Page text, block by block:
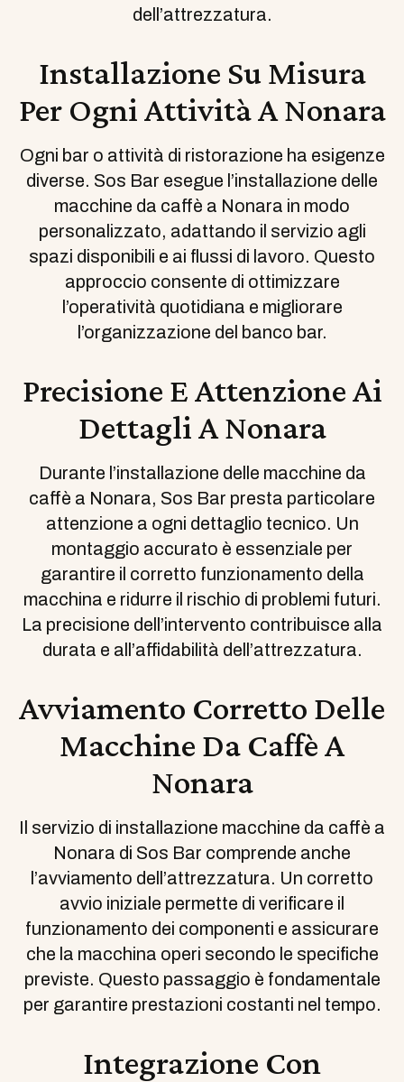
dell’attrezzatura.
Installazione Su Misura
Per Ogni Attività A Nonara
Ogni bar o attività di ristorazione ha esigenze
diverse. Sos Bar esegue l’installazione delle
macchine da caffè a Nonara in modo
personalizzato, adattando il servizio agli
spazi disponibili e ai flussi di lavoro. Questo
approccio consente di ottimizzare
l’operatività quotidiana e migliorare
l’organizzazione del banco bar.
Precisione E Attenzione Ai
Dettagli A Nonara
Durante l’installazione delle macchine da
caffè a Nonara, Sos Bar presta particolare
attenzione a ogni dettaglio tecnico. Un
montaggio accurato è essenziale per
garantire il corretto funzionamento della
macchina e ridurre il rischio di problemi futuri.
La precisione dell’intervento contribuisce alla
durata e all’affidabilità dell’attrezzatura.
Avviamento Corretto Delle
Macchine Da Caffè A
Nonara
Il servizio di installazione macchine da caffè a
Nonara di Sos Bar comprende anche
l’avviamento dell’attrezzatura. Un corretto
avvio iniziale permette di verificare il
funzionamento dei componenti e assicurare
che la macchina operi secondo le specifiche
previste. Questo passaggio è fondamentale
per garantire prestazioni costanti nel tempo.
Integrazione Con